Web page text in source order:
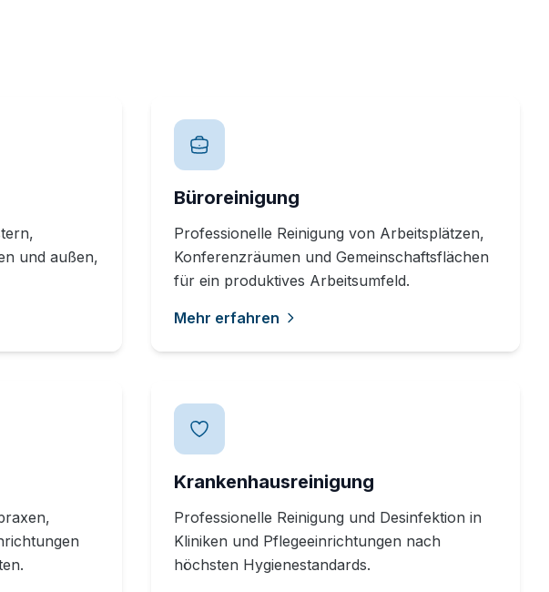
und außen,
Büroreinigung
Professionelle Reinigung von Arbeitsplätzen,
Konferenzräumen und Gemeinschaftsflächen
für ein produktives Arbeitsumfeld.
Mehr erfahren
Krankenhausreinigung
Professionelle Reinigung und Desinfektion in
Kliniken und Pflegeeinrichtungen nach
höchsten Hygienestandards.